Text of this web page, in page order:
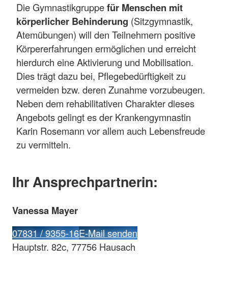
Die Gymnastikgruppefür Menschen mit
körperlicher Behinderung (Sitzgymnastik,
Atemübungen) will den Teilnehmern positive
Körpererfahrungen ermöglichen und erreicht
hierdurch eine Aktivierung und Mobilisation.
Dies trägt dazu bei, Pflegebedürftigkeit zu
vermeiden bzw. deren Zunahme vorzubeugen.
Neben dem rehabilitativen Charakter dieses
Angebots gelingt es der Krankengymnastin
Karin Rosemann vor allem auch Lebensfreude
zu vermitteln.
Ihr Ansprechpartnerin:
Vanessa Mayer
07831 / 9355-16E-Mail senden
Hauptstr. 82c, 77756 Hausach